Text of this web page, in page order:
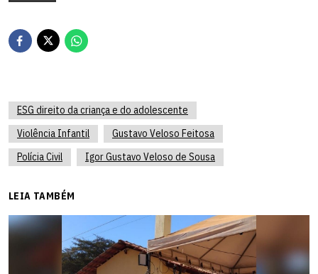
ESG direito da criança e do adolescente
Violência Infantil
Gustavo Veloso Feitosa
Polícia Civil
Igor Gustavo Veloso de Sousa
LEIA TAMBÉM